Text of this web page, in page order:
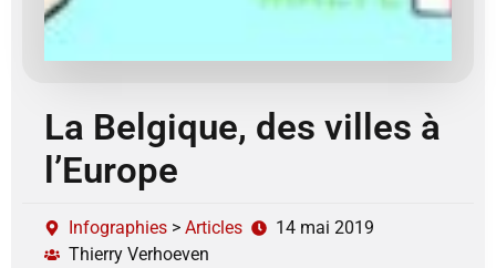
La Belgique, des villes à
l’Europe
Infographies > Articles
14 mai 2019
Thierry Verhoeven